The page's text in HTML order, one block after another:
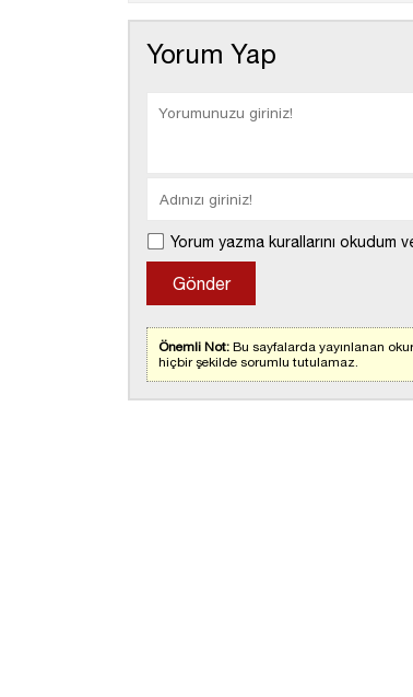
Yorum Yap
Yorum yazma kurallarını okudum
Önemli Not: Bu sayfalarda yayınlanan
hiçbir şekilde sorumlu tutulamaz.